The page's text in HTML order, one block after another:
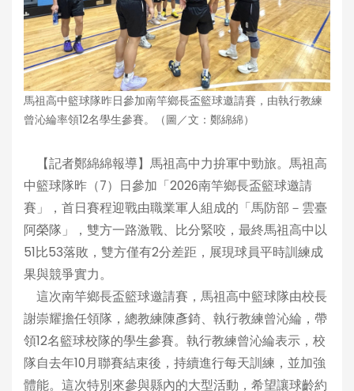
馬祖高中籃球隊昨日參加南竿鄉長盃籃球邀請賽，由執行教練
曾沁綸率領12名學生參賽。（圖／文：鄭綿綿）
【記者鄭綿綿報導】馬祖高中力拚軍中勁旅。馬祖高
中籃球隊昨（7）日參加「2026南竿鄉長盃籃球邀請
賽」，首日賽程迎戰由職業軍人組成的「馬防部－雲臺
阿榮隊」，雙方一路激戰、比分緊咬，最終馬祖高中以
51比53落敗，雙方僅有2分差距，展現球員平時訓練成
果與競爭實力。
這次南竿鄉長盃籃球邀請賽，馬祖高中籃球隊由校長
謝崇耀擔任領隊，總教練陳彥錡、執行教練曾沁綸，帶
領12名籃球校隊的學生參賽。執行教練曾沁綸表示，校
隊自去年10月聯賽結束後，持續進行每天訓練，並加強
體能。這次特別來參與縣內的大型活動，希望讓球齡約